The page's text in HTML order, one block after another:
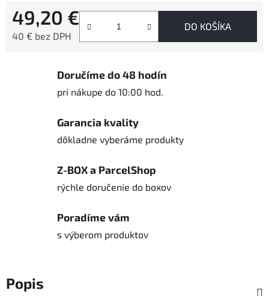
49,20 €
40 € bez DPH
DO KOŠÍKA
Doručíme do 48 hodín
pri nákupe do 10:00 hod.
Garancia kvality
dôkladne vyberáme produkty
Z-BOX a ParcelShop
rýchle doručenie do boxov
Poradíme vám
s výberom produktov
Popis